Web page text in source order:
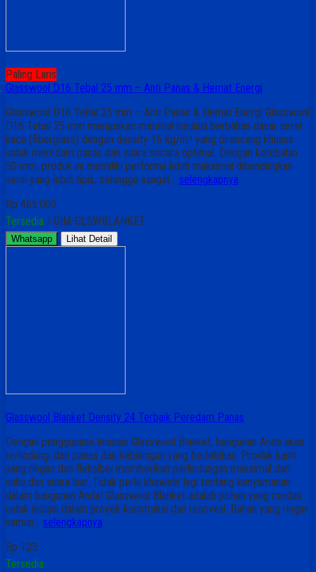
Paling Laris
Glasswool D16 Tebal 25 mm – Anti Panas & Hemat Energi
Glasswool D16 Tebal 25 mm – Anti Panas & Hemat Energi Glasswool
D16 Tebal 25 mm merupakan material insulasi berbahan dasar serat
kaca (fiberglass) dengan density 16 kg/m³ yang dirancang khusus
untuk meredam panas dan suara secara optimal. Dengan ketebalan
50 mm, produk ini memiliki performa lebih maksimal dibandingkan
versi yang lebih tipis, sehingga sangat… selengkapnya
Rp 465.000
Tersedia / GIM-GLSWBLANKET
Whatsapp Lihat Detail
Glasswool Blanket Density 24 Terbaik Peredam Panas
Dengan penggunaan Insulasi Glasswool Blanket, bangunan Anda akan
terlindungi dari panas dan kebisingan yang berlebihan. Produk kami
yang ringan dan fleksibel memberikan perlindungan maksimal dari
suhu dan suara luar. Tidak perlu khawatir lagi tentang kenyamanan
dalam bangunan Anda! Glasswool Blanket adalah pilihan yang cerdas
untuk isolasi dalam proyek konstruksi dan renovasi. Bahan yang ringan
namun… selengkapnya
Rp 123
Tersedia